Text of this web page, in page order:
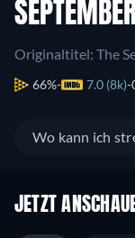
Originaltitel: The
66% 7.0 (8k)
Wo kann ich
JETZT